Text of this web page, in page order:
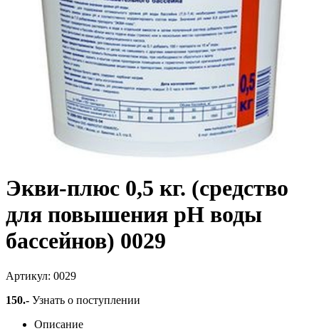
Экви-плюс 0,5 кг. (средство
для повышения pH воды
бассейнов) 0029
Артикул: 0029
150.- Узнать о поступлении
Описание